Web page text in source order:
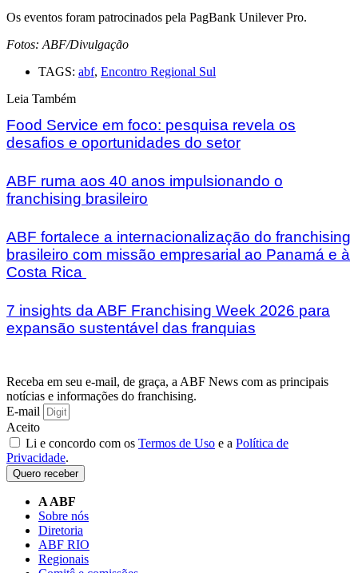
Os eventos foram patrocinados pela PagBank Unilever Pro.
Fotos: ABF/Divulgação
TAGS: abf, Encontro Regional Sul
Leia Também
Food Service em foco: pesquisa revela os
desafios e oportunidades do setor
ABF ruma aos 40 anos impulsionando o
franchising brasileiro
ABF fortalece a internacionalização do franchising
brasileiro com missão empresarial ao Panamá e à
Costa Rica
7 insights da ABF Franchising Week 2026 para
expansão sustentável das franquias
Receba em seu e-mail, de graça, a ABF News com as principais
notícias e informações do franchising.
E-mail
Aceito
Li e concordo com os Termos de Uso e a Política de
Privacidade.
Quero receber
A ABF
Sobre nós
Diretoria
ABF RIO
Regionais